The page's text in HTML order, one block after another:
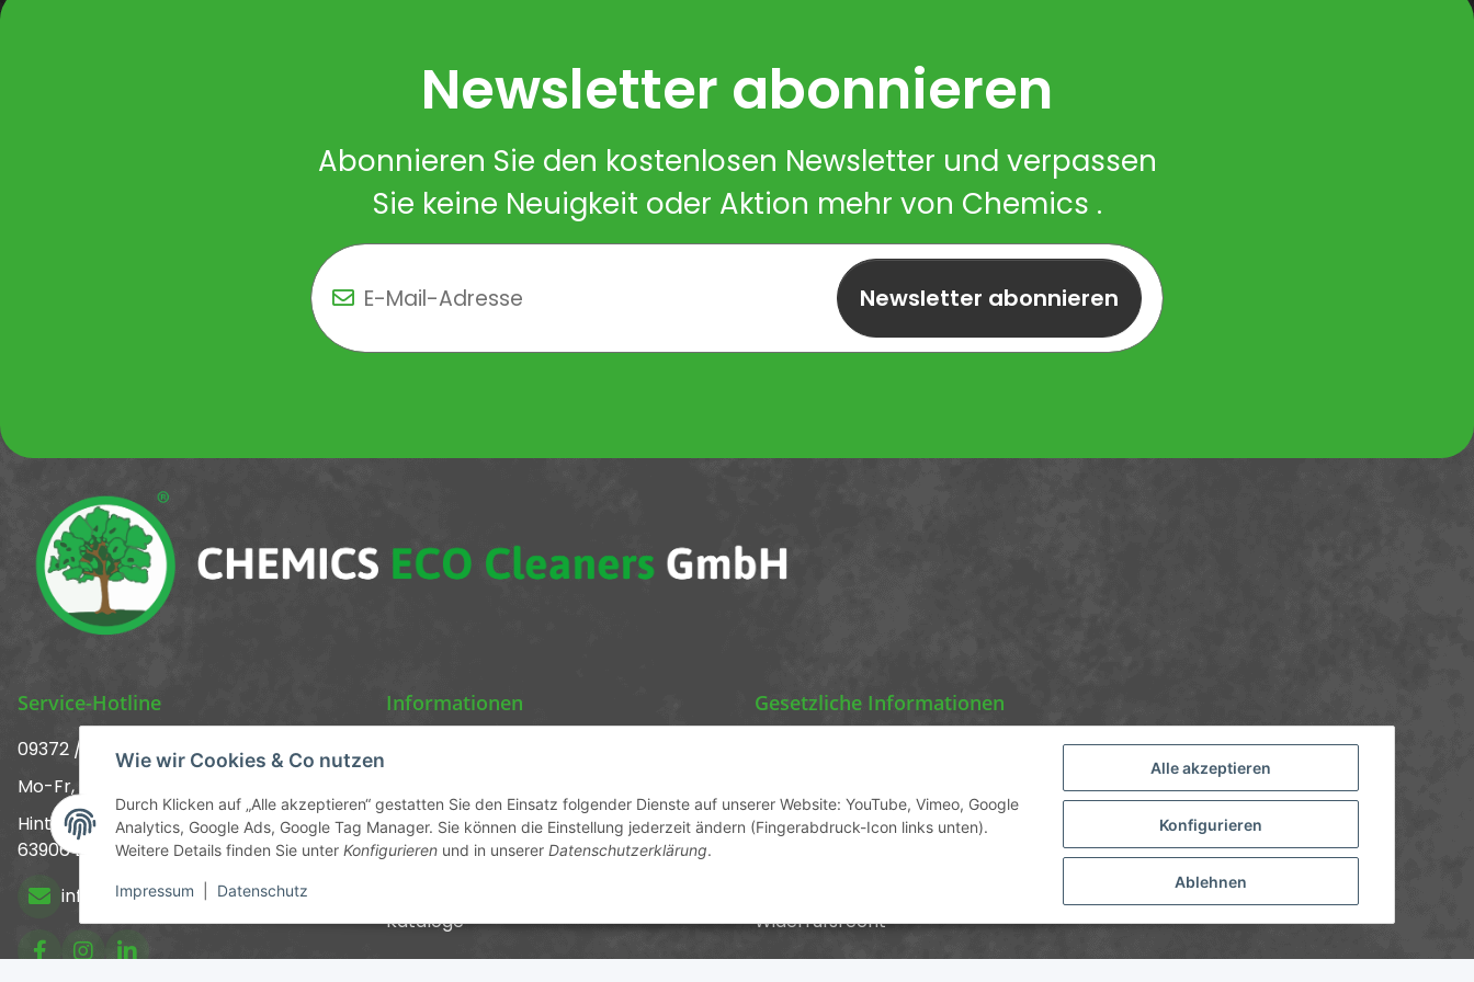
Alle akzeptieren
Konfigurieren
Ablehnen
Wie wir Cookies & Co nutzen
Durch Klicken auf „Alle akzeptieren“ gestatten Sie den Einsatz folgender Dienste auf unserer Website: YouTube, Vimeo, Google
Analytics, Google Ads, Google Tag Manager. Sie können die Einstellung jederzeit ändern (Fingerabdruck-Icon links unten).
Weitere Details finden Sie unter Konfigurieren und in unserer Datenschutzerklärung.
Impressum Datenschutz
Newsletter abonnieren
Abonnieren Sie den kostenlosen Newsletter und verpassen
Sie keine Neuigkeit oder Aktion mehr von Chemics .
Newsletter abonnieren
Service-Hotline
09372 / 70 80 90
Mo-Fr, 09:00-12:00 | 13:00-17:00 Uhr
Hinter den Straßenäckern 11-13
63906 Erlenbach
info@chemics.eu
Informationen
Kontakt
Versandinformationen
Kataloge
Gesetzliche Informationen
AGB
Sitemap
Widerrufsrecht